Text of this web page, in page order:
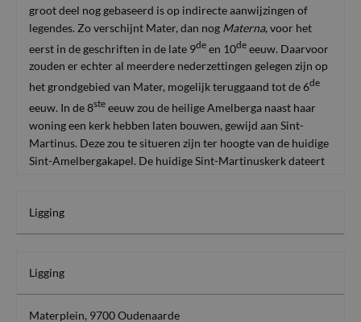
groot deel nog gebaseerd is op indirecte aanwijzingen of
legendes. Zo verschijnt Mater, dan nog Materna, voor het
eerst in de geschriften in de late 9de en 10de eeuw. Daarvoor
zouden er echter al meerdere nederzettingen gelegen zijn op
het grondgebied van Mater, mogelijk teruggaand tot de 6de
eeuw. In de 8ste eeuw zou de heilige Amelberga naast haar
woning een kerk hebben laten bouwen, gewijd aan Sint-
Martinus. Deze zou te situeren zijn ter hoogte van de huidige
Sint-Amelbergakapel. De huidige Sint-Martinuskerk dateert
Mater. Dit in het kader van de wegenis- en rioleringswerken
die rondom het Materplein uitgevoerd zijn.
Ligging
Ligging
Materplein, 9700 Oudenaarde